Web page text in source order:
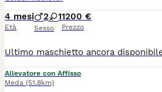
4 mesi
Età
2 1
Sesso
1200 €
Prezzo
Allevatore con Affisso
Meda (51.8km)